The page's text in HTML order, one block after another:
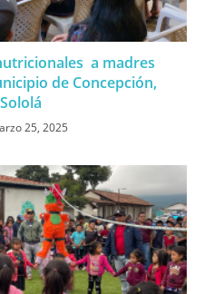
a madres
de Concepción,
Sololá
25, 2025